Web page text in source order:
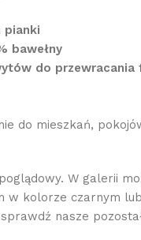
pianki
bawełny
do
do mieszkań,
W galerii
w kolorze czarnym
nasze